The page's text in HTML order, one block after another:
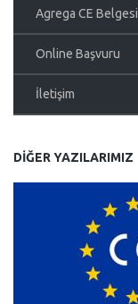
Agrega CE Belgesi
Online Başvuru
İletişim
DIĞER YAZILARIMIZ